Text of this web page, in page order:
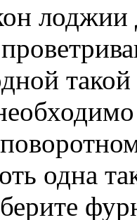
лоджии
одна